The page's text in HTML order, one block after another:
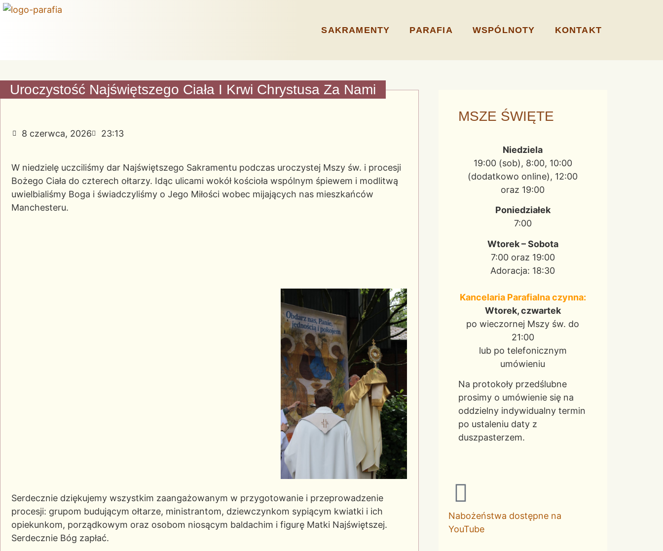
SAKRAMENTY PARAFIA WSPÓLNOTY KONTAKT
Uroczystość Najświętszego Ciała I Krwi Chrystusa Za Nami
8 czerwca, 2026 23:13
W niedzielę uczciliśmy dar Najświętszego Sakramentu podczas uroczystej Mszy św. i procesji
Bożego Ciała do czterech ołtarzy. Idąc ulicami wokół kościoła wspólnym śpiewem i modlitwą
uwielbialiśmy Boga i świadczyliśmy o Jego Miłości wobec mijających nas mieszkańców
Manchesteru.
Serdecznie dziękujemy wszystkim zaangażowanym w przygotowanie i przeprowadzenie
procesji: grupom budującym ołtarze, ministrantom, dziewczynkom sypiącym kwiatki i ich
opiekunkom, porządkowym oraz osobom niosącym baldachim i figurę Matki Najświętszej.
Serdecznie Bóg zapłać.
MSZE ŚWIĘTE
Niedziela
19:00 (sob), 8:00, 10:00
(dodatkowo online), 12:00
oraz 19:00
Poniedziałek
7:00
Wtorek – Sobota
7:00 oraz 19:00
Adoracja: 18:30
Kancelaria Parafialna czynna:
Wtorek, czwartek
po wieczornej Mszy św. do
21:00
lub po telefonicznym
umówieniu
Na protokoły przedślubne
prosimy o umówienie się na
oddzielny indywidualny termin
po ustaleniu daty z
duszpasterzem.
Nabożeństwa dostępne na
YouTube